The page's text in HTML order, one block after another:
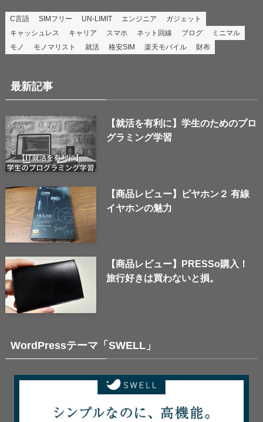
C言語 SIMフリー UN-LIMIT エンジニア
ガジェット
キャッシュレス
キャリア スマホ ネット回線 ブログ
ミニマル
モノ
モノマリスト 就活 格安SIM 楽天モバイル 財布
最新記事
【就活を有利に】学生のためのプロ
グラミング学習
【商品レビュー】ピヤホン２ 有線
イヤホンの魅力
【商品レビュー】PRESSo購入！
旅行好きは買わないと損。
WordPressテーマ「SWELL」